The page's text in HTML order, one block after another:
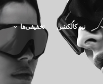
نیو کالکشن تخفیفی‌ها